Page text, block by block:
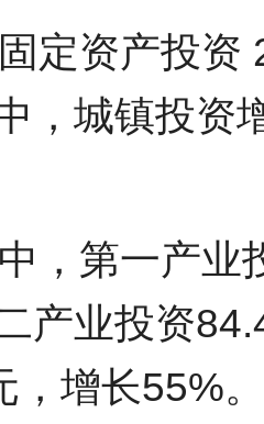
定资产投资
，城镇投资
，第一产业
产业投资
，增长55%。